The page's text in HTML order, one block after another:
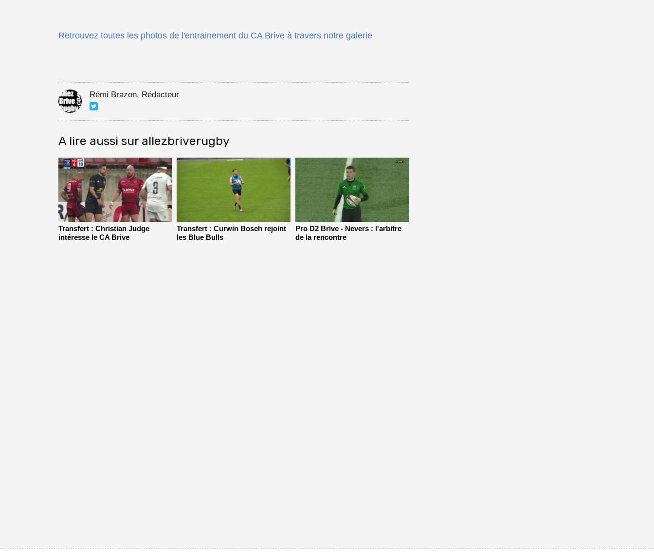
Retrouvez toutes les photos de l'entrainement du CA Brive à travers notre galerie
Rémi Brazon, Rédacteur
A lire aussi sur allezbriverugby
Transfert : Christian Judge
intéresse le CA Brive
Transfert : Curwin Bosch rejoint
les Blue Bulls
Pro D2 Brive - Nevers : l'arbitre
de la rencontre